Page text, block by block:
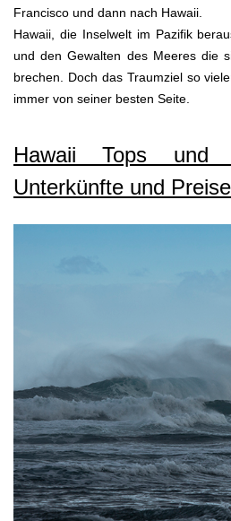
Francisco und dann nach Hawaii.
Hawaii, die Inselwelt im Pazifik
und den Gewalten des Meeres die
brechen. Doch das Traumziel so
immer von seiner besten Seite.
Hawaii Tops und
Unterkünfte und Preise